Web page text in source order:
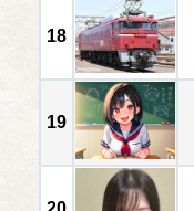
18
19